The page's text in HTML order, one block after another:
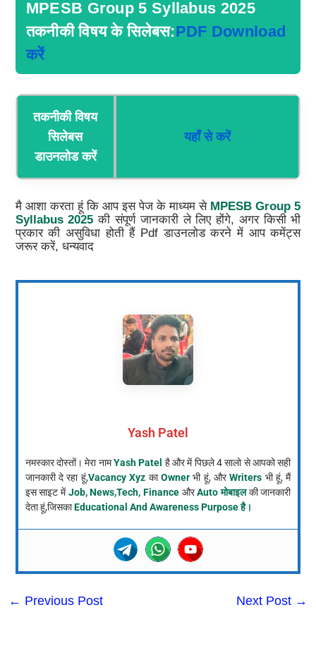
MPESB Group 5 Syllabus 2025
तकनीकी विषय के सिलेबस:PDF Download
करें
तकनीकी विषय
सिलेबस
डाउनलोड करें
यहाँ से करें
मै आशा करता हूं कि आप इस पेज के माध्यम से MPESB Group 5
Syllabus 2025 की संपूर्ण जानकारी ले लिए होंगे, अगर किसी भी
प्रकार की असुविधा होती हैं Pdf डाउनलोड करने में आप कमेंट्स
जरूर करें, धन्यवाद
Yash Patel
नमस्कार दोस्तों। मेरा नामYash Patel है और में पिछले 4 सालो से आपको सही
जानकारी दे रहा हूं,Vacancy Xyz काOwnerभी हूं, औरWriters भी हूं, मैं
इस साइट मेंJob, News,Tech, Finance औरAuto मोबाइलकी जानकारी
देता हूं,जिसकाEducational And Awareness Purpose है।
← Previous Post Next Post →